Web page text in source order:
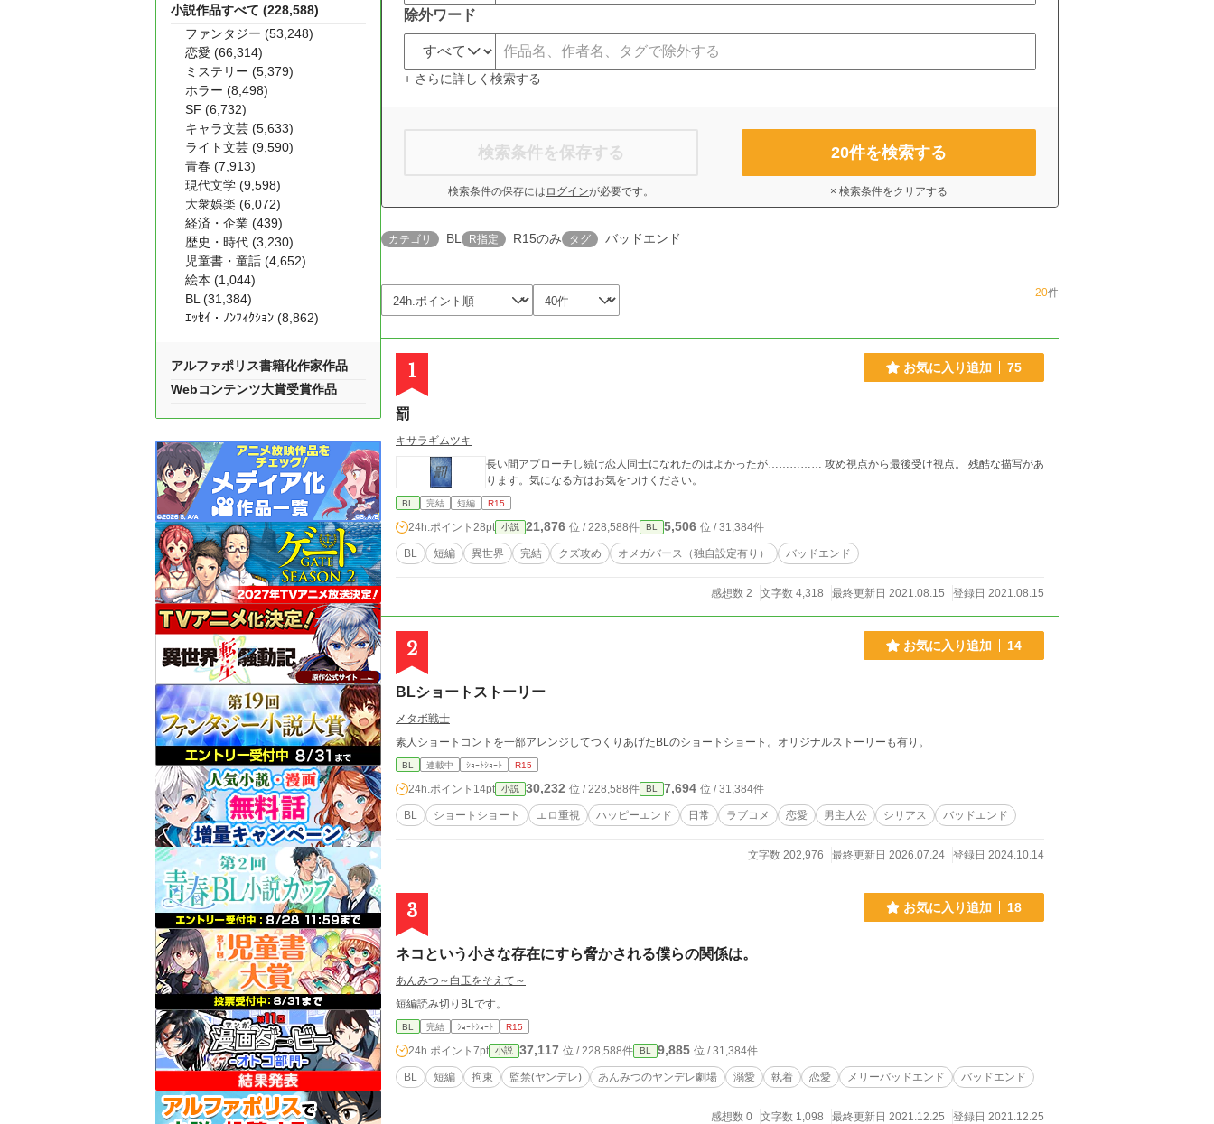
除外ワード
+ さらに詳しく検索する
検索条件を保存する
検索条件の保存には ログインが必要です。
20件を検索する
× 検索条件をクリアする
カテゴリ BL R指定 R15のみ タグ バッドエンド
20件
1 お気に入り追加 75
罰
キサラギムツキ
長い間アプローチし続け恋人同士になれたのはよかったが…………… 攻め視点から最後受け視点。 残酷な描写があ
ります。気になる方はお気をつけください。
BL 完結 短編 R15
24h.ポイント 28pt 小説 21,876 位 / 228,588件 BL 5,506 位 / 31,384件
BL 短編 異世界 完結 クズ攻め オメガバース（独自設定有り） バッドエンド
感想数 2 文字数 4,318 最終更新日 2021.08.15 登録日 2021.08.15
2 お気に入り追加 14
BLショートストーリー
メタボ戦士
素人ショートコントを一部アレンジしてつくりあげたBLのショートショート。オリジナルストーリーも有り。
BL 連載中 ｼｮｰﾄｼｮｰﾄ R15
24h.ポイント 14pt 小説 30,232 位 / 228,588件 BL 7,694 位 / 31,384件
BL ショートショート エロ重視 ハッピーエンド 日常 ラブコメ 恋愛 男主人公 シリアス バッドエンド
文字数 202,976 最終更新日 2026.07.24 登録日 2024.10.14
3 お気に入り追加 18
ネコという小さな存在にすら脅かされる僕らの関係は。
あんみつ～白玉をそえて～
短編読み切りBLです。
BL 完結 ｼｮｰﾄｼｮｰﾄ R15
24h.ポイント 7pt 小説 37,117 位 / 228,588件 BL 9,885 位 / 31,384件
BL 短編 拘束 監禁(ヤンデレ) あんみつのヤンデレ劇場 溺愛 執着 恋愛 メリーバッドエンド バッドエンド
感想数 0 文字数 1,098 最終更新日 2021.12.25 登録日 2021.12.25
小説作品すべて (228,588)
ファンタジー (53,248)
恋愛 (66,314)
ミステリー (5,379)
ホラー (8,498)
SF (6,732)
キャラ文芸 (5,633)
ライト文芸 (9,590)
青春 (7,913)
現代文学 (9,598)
大衆娯楽 (6,072)
経済・企業 (439)
歴史・時代 (3,230)
児童書・童話 (4,652)
絵本 (1,044)
BL (31,384)
ｴｯｾｲ・ﾉﾝﾌｨｸｼｮﾝ (8,862)
アルファポリス書籍化作家作品
Webコンテンツ大賞受賞作品